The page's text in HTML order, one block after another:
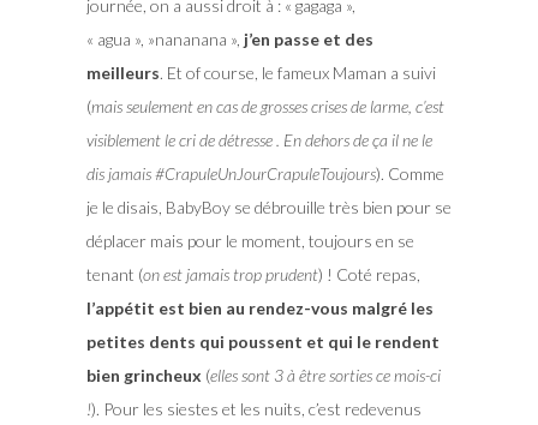
journée, on a aussi droit à : « gagaga »,
« agua », »nananana », j’en passe et des
meilleurs. Et of course, le fameux Maman a suivi
(mais seulement en cas de grosses crises de larme, c’est
visiblement le cri de détresse . En dehors de ça il ne le
dis jamais #CrapuleUnJourCrapuleToujours). Comme
je le disais, BabyBoy se débrouille très bien pour se
déplacer mais pour le moment, toujours en se
tenant (on est jamais trop prudent) ! Coté repas,
l’appétit est bien au rendez-vous malgré les
petites dents qui poussent et qui le rendent
bien grincheux (elles sont 3 à être sorties ce mois-ci
!). Pour les siestes et les nuits, c’est redevenus